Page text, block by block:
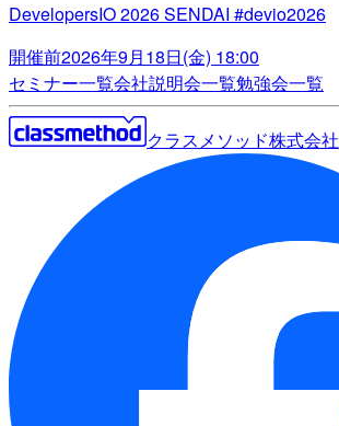
DevelopersIO 2026 SENDAI #devio2026
開催前2026年9月18日(金) 18:00
セミナー一覧会社説明会一覧勉強会一覧
クラスメソッド株式会社